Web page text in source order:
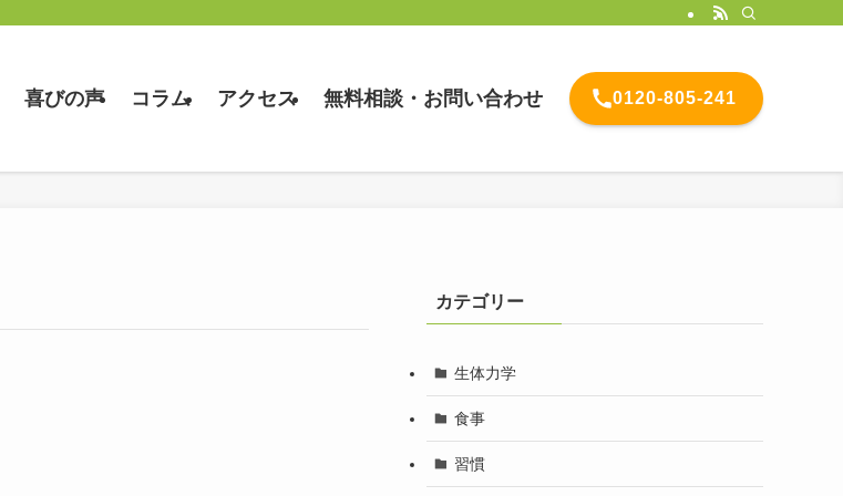
喜びの声 コラム アクセス 無料相談・お問い合わせ 0120-805-241
カテゴリー
生体力学
食事
習慣